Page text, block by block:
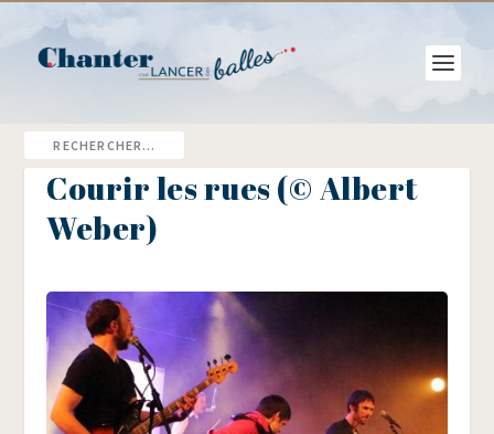
Courir les rues (© Albert
Weber)